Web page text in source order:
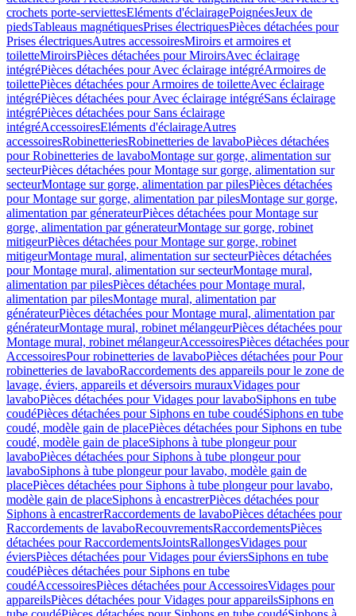
crochets porte-serviettesEléments d'éclairagePoignéesJeux de
piedsTableaus magnétiquesPrises électriquesPièces détachées pour
Prises électriquesAutres accessoiresMiroirs et armoires et
toiletteMiroirsPièces détachées pour MiroirsAvec éclairage
intégréPièces détachées pour Avec éclairage intégréArmoires de
toilettePièces détachées pour Armoires de toiletteAvec éclairage
intégréPièces détachées pour Avec éclairage intégréSans éclairage
intégréPièces détachées pour Sans éclairage
intégréAccessoiresEléments d'éclairageAutres
accessoiresRobinetteriesRobinetteries de lavaboPièces détachées
pour Robinetteries de lavaboMontage sur gorge, alimentation sur
secteurPièces détachées pour Montage sur gorge, alimentation sur
secteurMontage sur gorge, alimentation par pilesPièces détachées
pour Montage sur gorge, alimentation par pilesMontage sur gorge,
alimentation par génerateurPièces détachées pour Montage sur
gorge, alimentation par génerateurMontage sur gorge, robinet
mitigeurPièces détachées pour Montage sur gorge, robinet
mitigeurMontage mural, alimentation sur secteurPièces détachées
pour Montage mural, alimentation sur secteurMontage mural,
alimentation par pilesPièces détachées pour Montage mural,
alimentation par pilesMontage mural, alimentation par
générateurPièces détachées pour Montage mural, alimentation par
générateurMontage mural, robinet mélangeurPièces détachées pour
Montage mural, robinet mélangeurAccessoiresPièces détachées pour
AccessoiresPour robinetteries de lavaboPièces détachées pour Pour
robinetteries de lavaboRaccordements des appareils pour le zone de
lavage, éviers, appareils et déversoirs murauxVidages pour
lavaboPièces détachées pour Vidages pour lavaboSiphons en tube
coudéPièces détachées pour Siphons en tube coudéSiphons en tube
coudé, modèle gain de placePièces détachées pour Siphons en tube
coudé, modèle gain de placeSiphons à tube plongeur pour
lavaboPièces détachées pour Siphons à tube plongeur pour
lavaboSiphons à tube plongeur pour lavabo, modèle gain de
placePièces détachées pour Siphons à tube plongeur pour lavabo,
modèle gain de placeSiphons à encastrerPièces détachées pour
Siphons à encastrerRaccordements de lavaboPièces détachées pour
Raccordements de lavaboRecouvrementsRaccordementsPièces
détachées pour RaccordementsJointsRallongesVidages pour
éviersPièces détachées pour Vidages pour éviersSiphons en tube
coudéPièces détachées pour Siphons en tube
coudéAccessoiresPièces détachées pour AccessoiresVidages pour
appareilsPièces détachées pour Vidages pour appareilsSiphons en